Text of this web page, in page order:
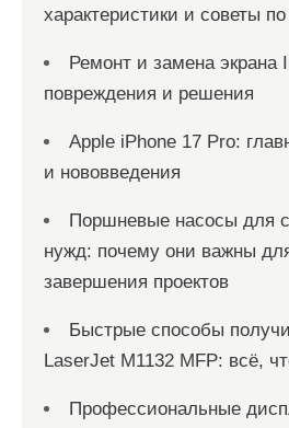
характеристики и советы по
Ремонт и замена экрана
повреждения и решения
Apple iPhone 17 Pro:
и нововведения
Поршневые насосы для
нужд: почему они важны
завершения проектов
Быстрые способы
LaserJet M1132 MFP: всё,
Профессиональные